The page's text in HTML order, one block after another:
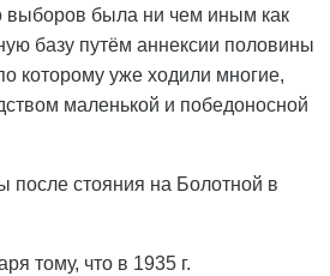
выборов была ни чем иным как
базу путём аннексии половины
которому уже ходили многие,
маленькой и победоносной
после стояния на Болотной в
тому, что в 1935 г.